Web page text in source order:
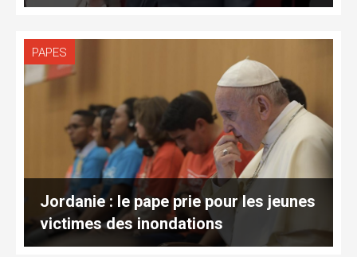
PAPES
Jordanie : le pape prie pour les jeunes
victimes des inondations